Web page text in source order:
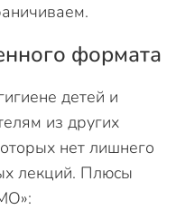
формата
детей и
из других
нет лишнего
лекций. Плюсы